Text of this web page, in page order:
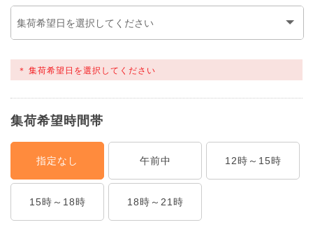
集荷希望日を選択してください
集荷希望時間帯
指定なし 午前中 12時～15時
15時～18時 18時～21時